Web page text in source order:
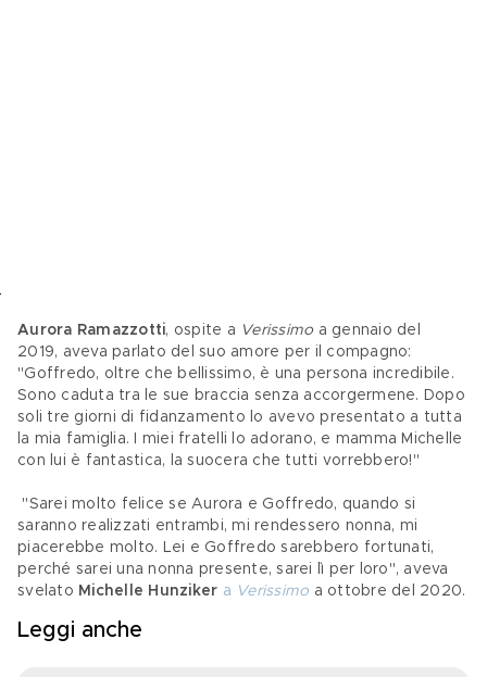
Aurora Ramazzotti, ospite a Verissimo a gennaio del
2019, aveva parlato del suo amore per il compagno:
"Goffredo, oltre che bellissimo, è una persona incredibile.
Sono caduta tra le sue braccia senza accorgermene. Dopo
soli tre giorni di fidanzamento lo avevo presentato a tutta
la mia famiglia. I miei fratelli lo adorano, e mamma Michelle
con lui è fantastica, la suocera che tutti vorrebbero!"
saranno realizzati entrambi, mi rendessero nonna, mi
piacerebbe molto. Lei e Goffredo sarebbero fortunati,
perché sarei una nonna presente, sarei lì per loro", aveva
svelato Michelle Hunziker a Verissimo a ottobre del 2020.
Leggi anche